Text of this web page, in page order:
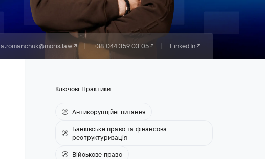
a.romanchuk@moris.law +38 044 359 03 05 LinkedIn
Ключові Практики
Антикорупційні питання
Банківське право та фінансова
реструктуризація
Військове право